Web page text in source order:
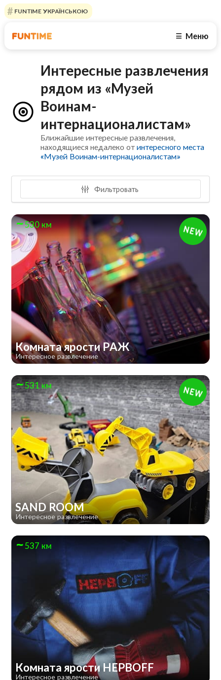
FUNTIME УКРАЇНСЬКОЮ
☰ Меню
Интересные развлечения
рядом из «Музей
Воинам-
интернационалистам»
Ближайшие интересные развлечения,
находящиеся недалеко отинтересного места
«Музей Воинам-интернационалистам»
Фильтровать
530 км
Комната ярости РАЖ
Интересное развлечение
531 км
SAND ROOM
Интересное развлечение
537 км
Комната ярости НЕРВOFF
Интересное развлечение